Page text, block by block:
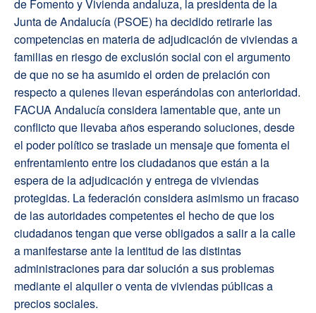
de Fomento y Vivienda andaluza, la presidenta de la
Junta de Andalucía (PSOE) ha decidido retirarle las
competencias en materia de adjudicación de viviendas a
familias en riesgo de exclusión social con el argumento
de que no se ha asumido el orden de prelación con
respecto a quienes llevan esperándolas con anterioridad.
FACUA Andalucía considera lamentable que, ante un
conflicto que llevaba años esperando soluciones, desde
el poder político se traslade un mensaje que fomenta el
enfrentamiento entre los ciudadanos que están a la
espera de la adjudicación y entrega de viviendas
protegidas. La federación considera asimismo un fracaso
de las autoridades competentes el hecho de que los
ciudadanos tengan que verse obligados a salir a la calle
a manifestarse ante la lentitud de las distintas
administraciones para dar solución a sus problemas
mediante el alquiler o venta de viviendas públicas a
precios sociales.